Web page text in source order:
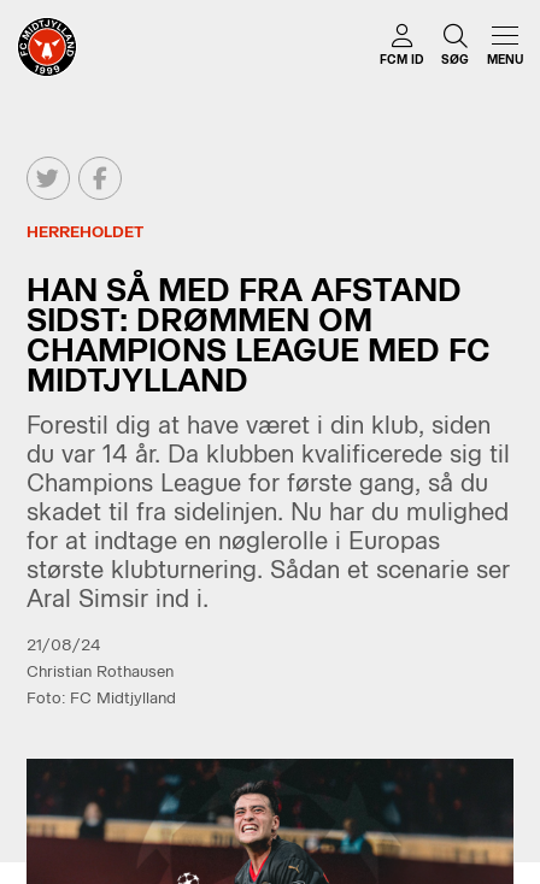
FCM ID SØG MENU
HERREHOLDET
HAN SÅ MED FRA AFSTAND
SIDST: DRØMMEN OM
CHAMPIONS LEAGUE MED FC
MIDTJYLLAND
Forestil dig at have været i din klub, siden
du var 14 år. Da klubben kvalificerede sig til
Champions League for første gang, så du
skadet til fra sidelinjen. Nu har du mulighed
for at indtage en nøglerolle i Europas
største klubturnering. Sådan et scenarie ser
Aral Simsir ind i.
21/08/24
Christian Rothausen
Foto: FC Midtjylland